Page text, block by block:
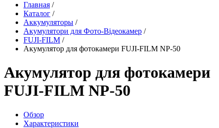
Главная /
Каталог /
Аккумуляторы /
Акумулятори для Фото-Відеокамер /
FUJI-FILM /
Акумулятор для фотокамери FUJI-FILM NP-50
Акумулятор для фотокамери
FUJI-FILM NP-50
Обзор
Характеристики